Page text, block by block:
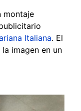
montaje
Italiana. El
imagen en un